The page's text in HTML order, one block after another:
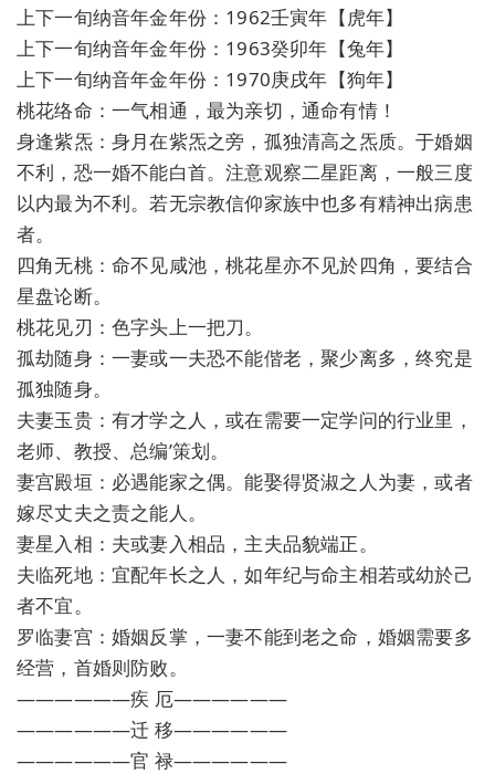
上下一旬纳音年金年份：1962壬寅年【虎年】
上下一旬纳音年金年份：1963癸卯年【兔年】
上下一旬纳音年金年份：1970庚戌年【狗年】
桃花络命：一气相通，最为亲切，通命有情！
身逢紫炁：身月在紫炁之旁，孤独清高之炁质。于婚姻
不利，恐一婚不能白首。注意观察二星距离，一般三度
以内最为不利。若无宗教信仰家族中也多有精神出病患
者。
四角无桃：命不见咸池，桃花星亦不见於四角，要结合
星盘论断。
桃花见刃：色字头上一把刀。
孤劫随身：一妻或一夫恐不能偕老，聚少离多，终究是
孤独随身。
夫妻玉贵：有才学之人，或在需要一定学问的行业里，
老师、教授、总编’策划。
妻宫殿垣：必遇能家之偶。能娶得贤淑之人为妻，或者
嫁尽丈夫之责之能人。
妻星入相：夫或妻入相品，主夫品貌端正。
夫临死地：宜配年长之人，如年纪与命主相若或幼於己
者不宜。
罗临妻宫：婚姻反掌，一妻不能到老之命，婚姻需要多
经营，首婚则防败。
——————疾 厄——————
——————迁 移——————
——————官 禄——————